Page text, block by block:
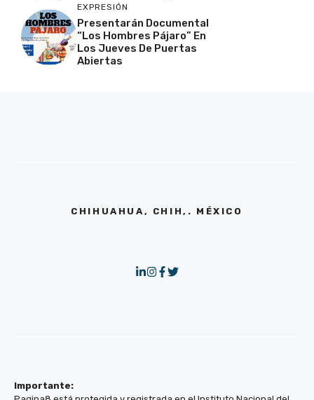
EXPRESIÓN
Presentarán Documental
“Los Hombres Pájaro” En
Los Jueves De Puertas
Abiertas
CHIHUAHUA, CHIH,. MÉXICO
Importante: